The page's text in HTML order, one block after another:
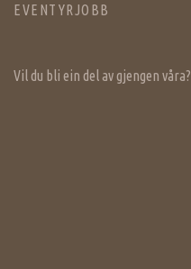
EVENTYRJOBB
Vil du bli ein del av gjengen våra?